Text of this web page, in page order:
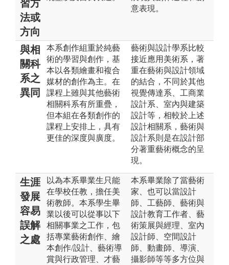
習方
法或
方向
意表現。
與相
關科
系之
異同
本系創作組重於純藝
術的學習與創作，基
本以各類繪畫和複合
媒材的創作為主。在
課程上雖與其他藝術
相關科系有所重疊，
但本組在各類創作的
課程上安排上，具有
更佳的深度與廣度。
藝術與設計學系比較
接近應用美術系，著
重在藝術與設計領域
的結合，不同於其他
視覺傳達系、工商業
設計系、室內與建築
設計等，相較於上述
設計相關系，藝術與
設計系則是在設計部
分著重藝術概念的呈
現。
生涯
發展
容易
誤解
之處
以為本系畢業生只能
在學校任教，擔任美
術教師。本系學生畢
業以後可以從事以下
相關事業之工作，包
括專業藝術創作、繪
本創作/設計、藝術導
賞與行政管理、才藝
本系畢業除了當藝術
家、也可以當設計
師、工藝師、藝術與
設計教育工作者、藝
術策展與經理、室內
設計師、空間設計
師、動畫師、導演、
攝影師等等多方位與